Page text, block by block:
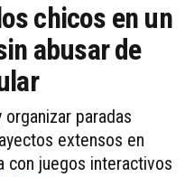
chicos en un
abusar de
paradas
extensos en
con juegos interactivos